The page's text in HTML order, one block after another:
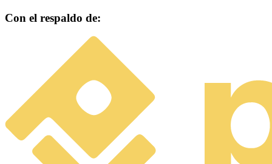
Con el respaldo de: